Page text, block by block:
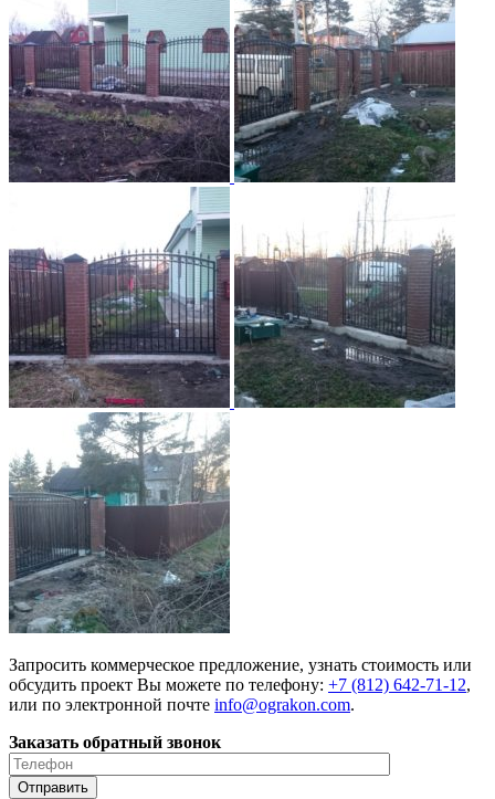
Запросить коммерческое предложение, узнать стоимость или
обсудить проект Вы можете по телефону: +7 (812) 642-71-12,
или по электронной почте info@ograkon.com.
Заказать обратный звонок